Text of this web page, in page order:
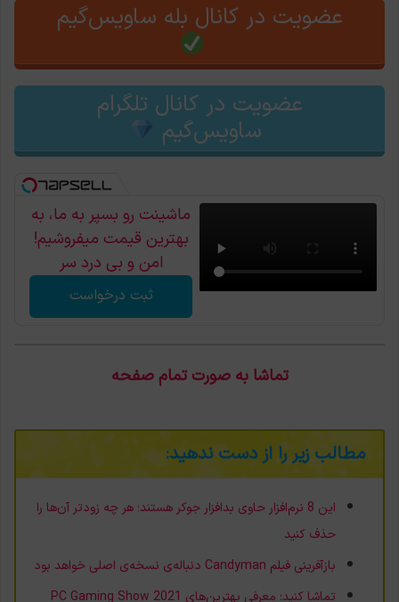
عضویت در کانال بله ساویس‌گیم
عضویت در کانال تلگرام
ساویس‌گیم
ماشینت رو بسپر به ما، به
بهترین قیمت میفروشیم!
امن و بی درد سر
ثبت درخواست
تماشا به صورت تمام صفحه
مطالب زیر را از دست ندهید:
این 8 نرم‌افزار حاوی بدافزار جوکر هستند؛ هر چه زودتر آن‌ها را
حذف کنید
بازآفرینی فیلم Candyman دنباله‌ی نسخه‌ی اصلی خواهد بود
تماشا کنید: معرفی بهترین‌های PC Gaming Show 2021